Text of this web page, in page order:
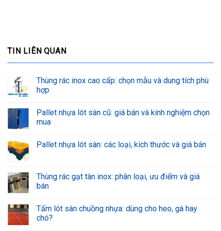
TIN LIÊN QUAN
Thùng rác inox cao cấp: chọn mẫu và dung tích phù
hợp
Pallet nhựa lót sàn cũ: giá bán và kinh nghiệm chọn
mua
Pallet nhựa lót sàn: các loại, kích thước và giá bán
Thùng rác gạt tàn inox: phân loại, ưu điểm và giá
bán
Tấm lót sàn chuồng nhựa: dùng cho heo, gà hay
chó?